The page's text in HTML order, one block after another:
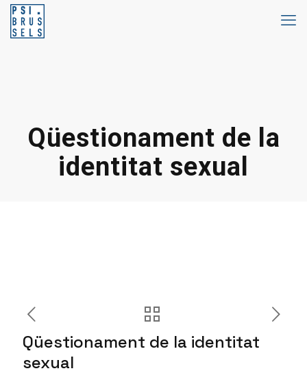
Qüestionament de la
identitat sexual
Qüestionament de la identitat
sexual